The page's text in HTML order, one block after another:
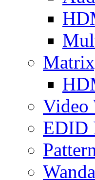
Video
EDID